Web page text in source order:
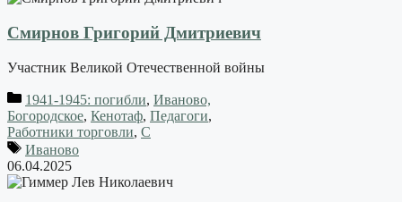
Смирнов Григорий Дмитриевич
Участник Великой Отечественной войны
1941-1945: погибли, Иваново,
Богородское, Кенотаф, Педагоги,
Работники торговли, С
Иваново
06.04.2025